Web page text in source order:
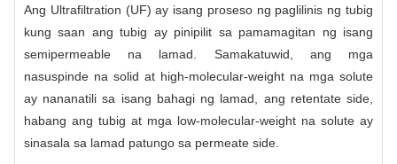
Ang Ultrafiltration (UF) ay isang proseso ng paglilinis ng tubig
kung saan ang tubig ay pinipilit sa pamamagitan ng isang
semipermeable na lamad. Samakatuwid, ang mga
nasuspinde na solid at high-molecular-weight na mga solute
ay nananatili sa isang bahagi ng lamad, ang retentate side,
habang ang tubig at mga low-molecular-weight na solute ay
sinasala sa lamad patungo sa permeate side.